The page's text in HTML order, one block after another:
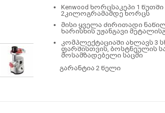
Kenwood ხორცსაკეპი 1
2კილოგრამამდე ხორცს
მისი ყველა ძირითადი
ხარისხის უჟანგავი
კომპლექტაციაში ახლავს 3
ფარშისთვის, ბოსტნეულის
მოსამზადებელი საცმი
გარანტია 2 წელი